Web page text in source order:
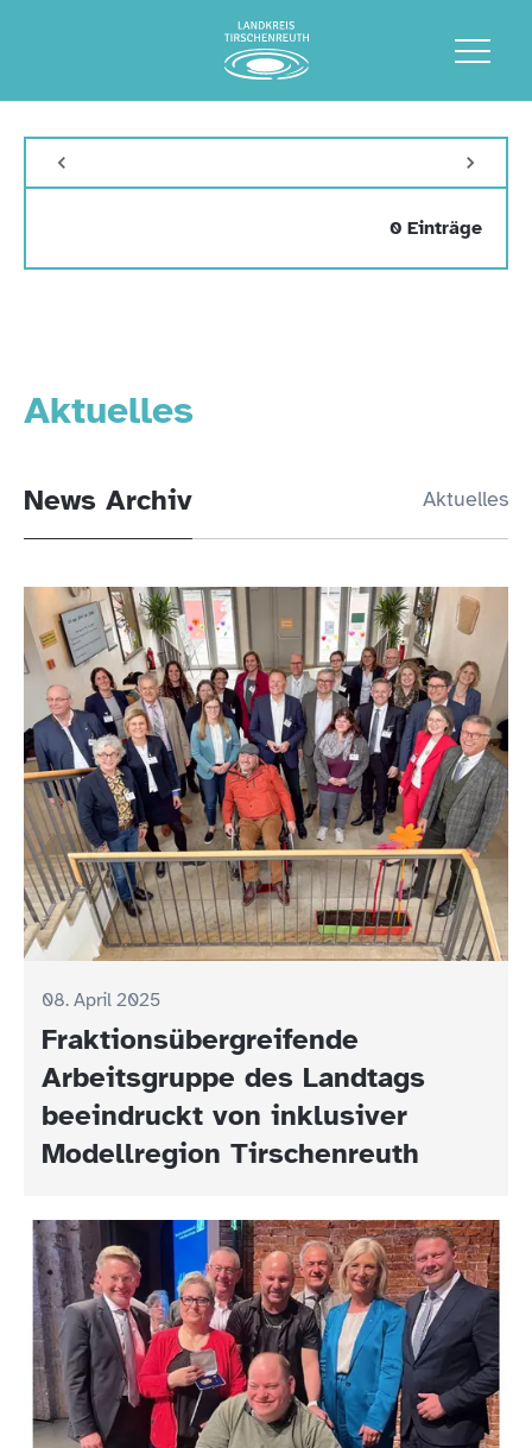
Aktuelles
News Archiv Aktuelles
08. April 2025
Fraktionsübergreifende
Arbeitsgruppe des Landtags
beeindruckt von inklusiver
Modellregion Tirschenreuth
0 Einträge